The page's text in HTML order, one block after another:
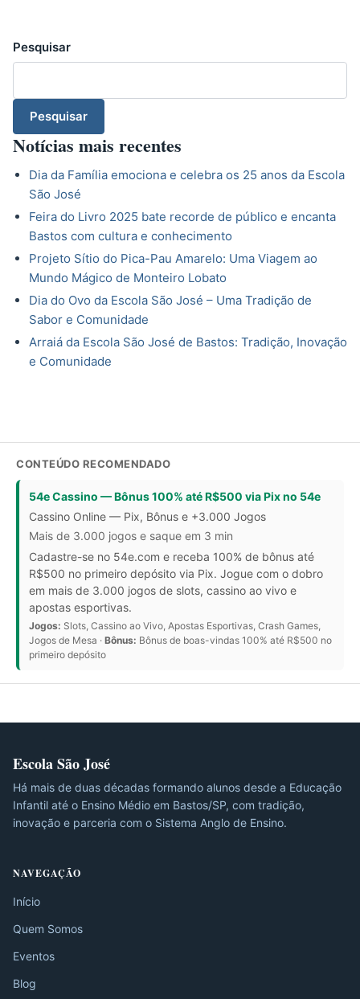
Pesquisar
Pesquisar
Notícias mais recentes
Dia da Família emociona e celebra os 25 anos da Escola
São José
Feira do Livro 2025 bate recorde de público e encanta
Bastos com cultura e conhecimento
Projeto Sítio do Pica-Pau Amarelo: Uma Viagem ao
Mundo Mágico de Monteiro Lobato
Dia do Ovo da Escola São José – Uma Tradição de
Sabor e Comunidade
Arraiá da Escola São José de Bastos: Tradição, Inovação
e Comunidade
CONTEÚDO RECOMENDADO
54e Cassino — Bônus 100% até R$500 via Pix no 54e
Cassino Online — Pix, Bônus e +3.000 Jogos
Mais de 3.000 jogos e saque em 3 min
Cadastre-se no 54e.com e receba 100% de bônus até
R$500 no primeiro depósito via Pix. Jogue com o dobro
em mais de 3.000 jogos de slots, cassino ao vivo e
apostas esportivas.
Jogos: Slots, Cassino ao Vivo, Apostas Esportivas, Crash Games,
Jogos de Mesa · Bônus: Bônus de boas-vindas 100% até R$500 no
primeiro depósito
Escola São José
Há mais de duas décadas formando alunos desde a Educação
Infantil até o Ensino Médio em Bastos/SP, com tradição,
inovação e parceria com o Sistema Anglo de Ensino.
NAVEGAÇÃO
Início
Quem Somos
Eventos
Blog